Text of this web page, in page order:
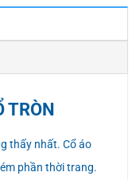
TRÒN
thấy nhất. Cổ áo
phần thời trang.